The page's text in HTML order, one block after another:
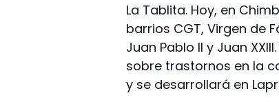
La Tablita. Hoy, en
barrios CGT, Virgen de
Juan Pablo II y Juan
sobre trastornos en la
y se desarrollará en